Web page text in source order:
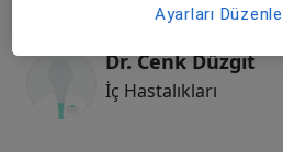
Dr. Cenk Düzgit
İç Hastalıkları
Ayarları Düzenle